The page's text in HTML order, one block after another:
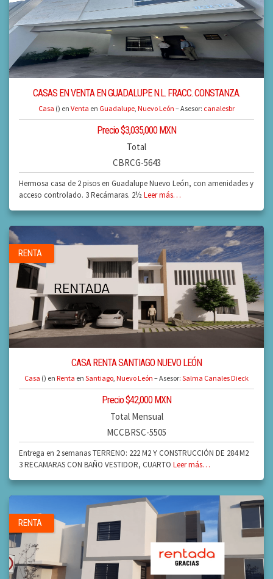
CASAS EN VENTA EN GUADALUPE N.L. FRACC. CONSTANZA.
Casa () en Venta en Guadalupe, Nuevo León – Asesor: canalesbr
Precio $3,035,000 MXN
Total
CBRCG-5643
Hermosa casa de 2 pisos en Guadalupe Nuevo León, con amenidades y
acceso controlado. 3 Recámaras. 2½Leer más…
RENTA
CASA RENTA SANTIAGO NUEVO LEÓN
Casa () en Renta en Santiago, Nuevo León – Asesor: Salma Canales Dieck
Precio $42,000 MXN
Total Mensual
MCCBRSC-5505
Entrega en 2 semanas TERRENO: 222 M2 Y CONSTRUCCIÓN DE 284 M2
3 RECAMARAS CON BAÑO VESTIDOR, CUARTO Leer más…
RENTA